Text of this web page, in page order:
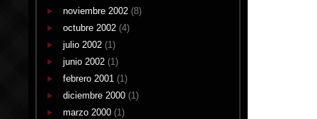
noviembre 2002 (8)
octubre 2002 (4)
julio 2002 (1)
junio 2002 (1)
febrero 2001 (1)
diciembre 2000 (1)
marzo 2000 (1)